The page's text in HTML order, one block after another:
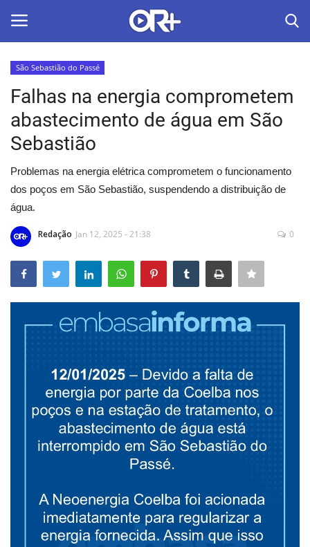
Home
Últimas
Radio & Tv
Política
Economia
Educação
Municípios
Esportes
Saúde
portugues English
São Sebastião do Passé
Falhas na energia comprometem
abastecimento de água em São
Sebastião
Problemas na energia elétrica comprometem o funcionamento
dos poços em São Sebastião, suspendendo a distribuição de
água.
Redação Jan 12, 2025 - 21:38 0